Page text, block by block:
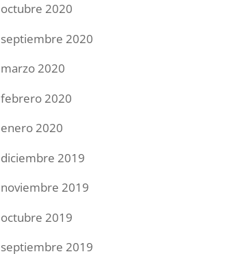
octubre 2020
septiembre 2020
marzo 2020
febrero 2020
enero 2020
diciembre 2019
noviembre 2019
octubre 2019
septiembre 2019